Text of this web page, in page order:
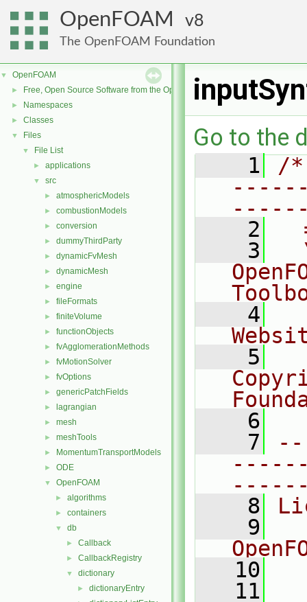
OpenFOAM 8
The OpenFOAM Foundation
▼ OpenFOAM
► Free, Open Source Software from the OpenFOAM Foundation
► Namespaces
► Classes
▼ Files
▼ File List
► applications
▼ src
► atmosphericModels
► combustionModels
► conversion
► dummyThirdParty
► dynamicFvMesh
► dynamicMesh
► engine
► fileFormats
► finiteVolume
► functionObjects
► fvAgglomerationMethods
► fvMotionSolver
► fvOptions
► genericPatchFields
► lagrangian
► mesh
► meshTools
► MomentumTransportModels
► ODE
▼ OpenFOAM
► algorithms
► containers
▼ db
► Callback
► CallbackRegistry
▼ dictionary
► dictionaryEntry
Go to the
    1
/
    2
    3
    4
    5
    6
    7
    8
    9
   10
   11